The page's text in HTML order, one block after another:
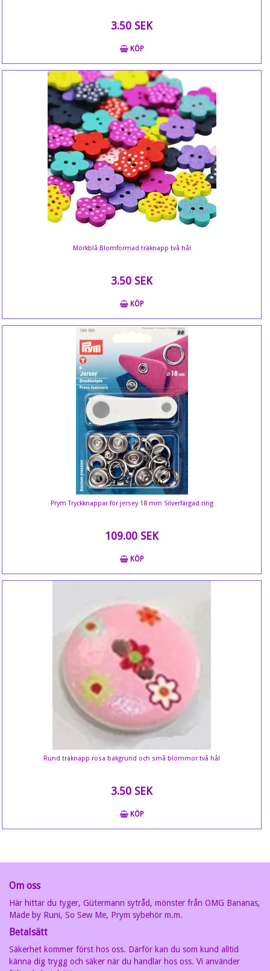
3.50 SEK
KÖP
Mörkblå Blomformad träknapp två hål
3.50 SEK
KÖP
Prym Tryckknappar för jersey 18 mm Silverfärgad ring
109.00 SEK
KÖP
Rund träknapp rosa bakgrund och små blommor två hål
3.50 SEK
KÖP
Om oss
Här hittar du tyger, Gütermann sytråd, mönster från OMG Bananas,
Made by Runi, So Sew Me, Prym sybehör m.m.
Betalsätt
Säkerhet kommer först hos oss. Därför kan du som kund alltid
känna dig trygg och säker när du handlar hos oss. Vi använder